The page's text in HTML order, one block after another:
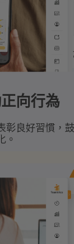
向行為
彰良好習慣，
。